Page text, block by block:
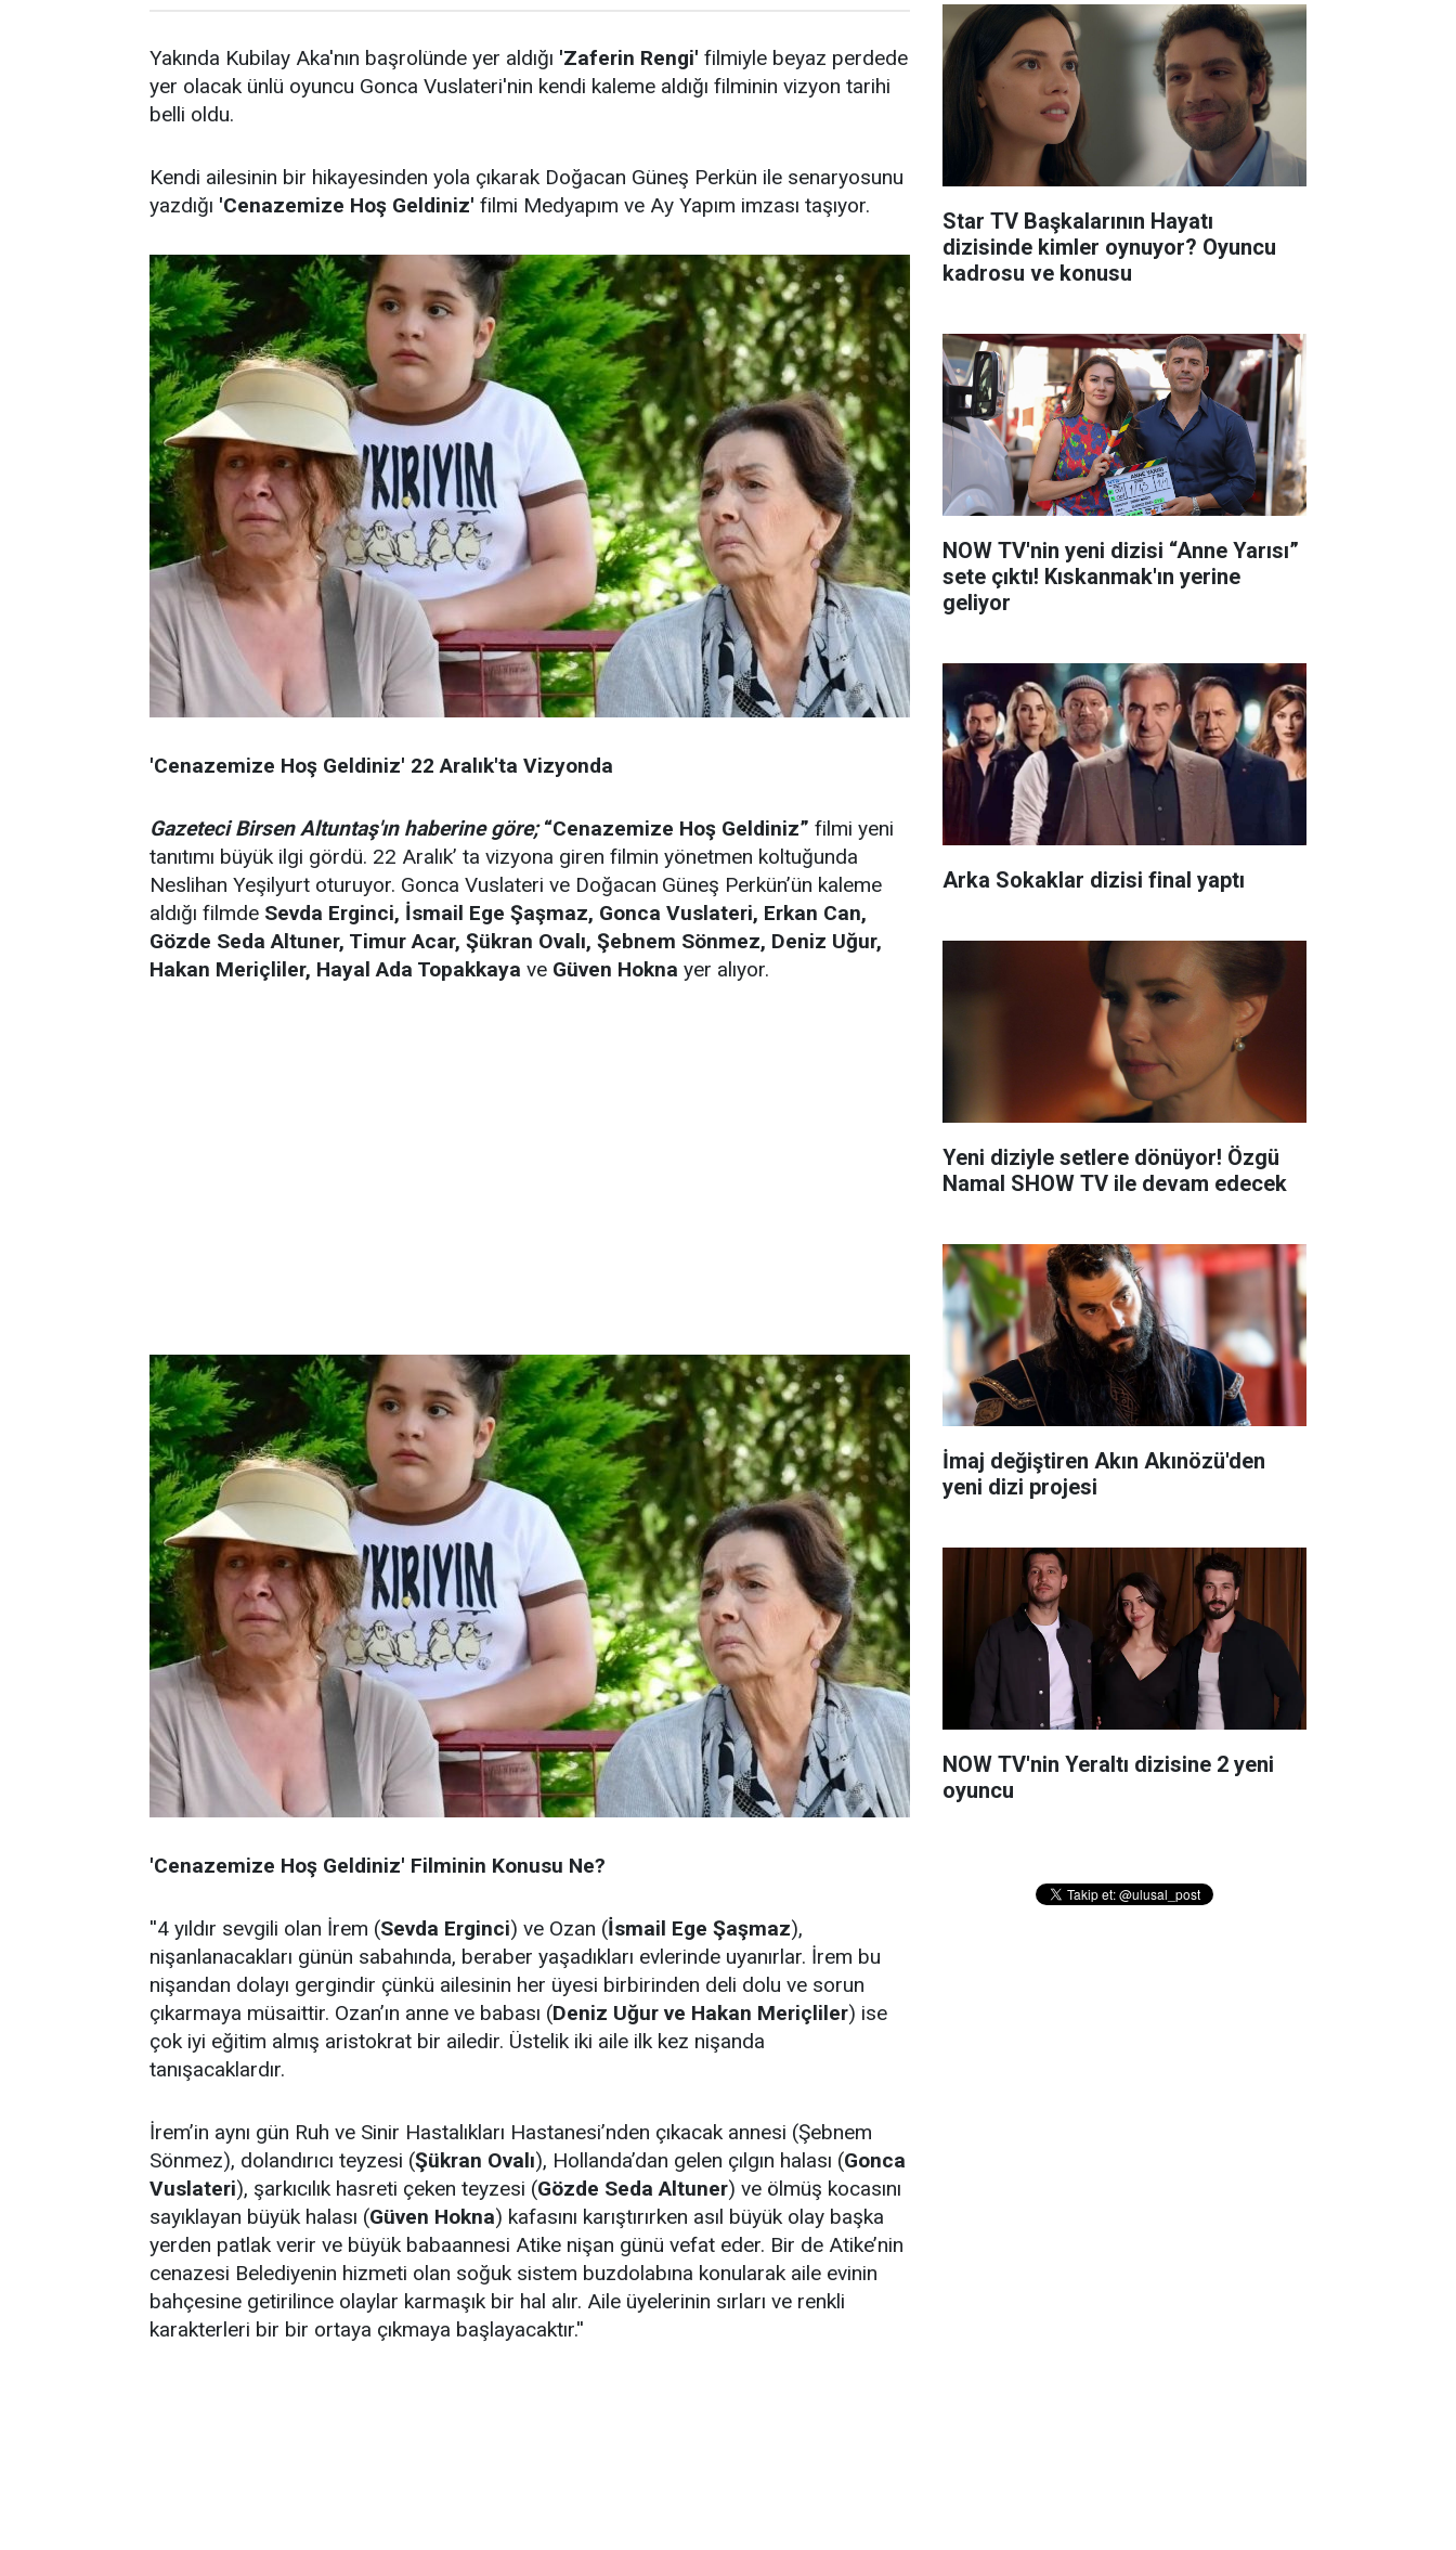
Yakında Kubilay Aka'nın başrolünde yer aldığı 'Zaferin Rengi' filmiyle beyaz perdede
yer olacak ünlü oyuncu Gonca Vuslateri'nin kendi kaleme aldığı filminin vizyon tarihi
belli oldu.
Kendi ailesinin bir hikayesinden yola çıkarak Doğacan Güneş Perkün ile senaryosunu
yazdığı 'Cenazemize Hoş Geldiniz' filmi Medyapım ve Ay Yapım imzası taşıyor.
'Cenazemize Hoş Geldiniz' 22 Aralık'ta Vizyonda
Gazeteci Birsen Altuntaş'ın haberine göre;“Cenazemize Hoş Geldiniz” filmi yeni
tanıtımı büyük ilgi gördü. 22 Aralık’ ta vizyona giren filmin yönetmen koltuğunda
Neslihan Yeşilyurt oturuyor. Gonca Vuslateri ve Doğacan Güneş Perkün’ün kaleme
aldığı filmde Sevda Erginci, İsmail Ege Şaşmaz, Gonca Vuslateri, Erkan Can,
Gözde Seda Altuner, Timur Acar, Şükran Ovalı, Şebnem Sönmez, Deniz Uğur,
Hakan Meriçliler, Hayal Ada Topakkaya ve Güven Hokna yer alıyor.
'Cenazemize Hoş Geldiniz' Filminin Konusu Ne?
''4 yıldır sevgili olan İrem (Sevda Erginci) ve Ozan (İsmail Ege Şaşmaz),
nişanlanacakları günün sabahında, beraber yaşadıkları evlerinde uyanırlar. İrem bu
nişandan dolayı gergindir çünkü ailesinin her üyesi birbirinden deli dolu ve sorun
çıkarmaya müsaittir. Ozan’ın anne ve babası (Deniz Uğur ve Hakan Meriçliler) ise
çok iyi eğitim almış aristokrat bir ailedir. Üstelik iki aile ilk kez nişanda
tanışacaklardır.
İrem’in aynı gün Ruh ve Sinir Hastalıkları Hastanesi’nden çıkacak annesi (Şebnem
Sönmez), dolandırıcı teyzesi (Şükran Ovalı), Hollanda’dan gelen çılgın halası (Gonca
Vuslateri), şarkıcılık hasreti çeken teyzesi (Gözde Seda Altuner) ve ölmüş kocasını
sayıklayan büyük halası (Güven Hokna) kafasını karıştırırken asıl büyük olay başka
yerden patlak verir ve büyük babaannesi Atike nişan günü vefat eder. Bir de Atike’nin
cenazesi Belediyenin hizmeti olan soğuk sistem buzdolabına konularak aile evinin
bahçesine getirilince olaylar karmaşık bir hal alır. Aile üyelerinin sırları ve renkli
karakterleri bir bir ortaya çıkmaya başlayacaktır.''
Star TV Başkalarının Hayatı
dizisinde kimler oynuyor? Oyuncu
kadrosu ve konusu
NOW TV'nin yeni dizisi “Anne Yarısı”
sete çıktı! Kıskanmak'ın yerine
geliyor
Arka Sokaklar dizisi final yaptı
Yeni diziyle setlere dönüyor! Özgü
Namal SHOW TV ile devam edecek
İmaj değiştiren Akın Akınözü'den
yeni dizi projesi
NOW TV'nin Yeraltı dizisine 2 yeni
oyuncu